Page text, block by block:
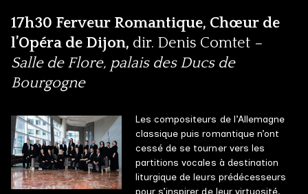
Judith Pacquier & Etienne Meyer
Soutenez les traversées baroques
AGENDA
PROGRAMMES
Grands ensembles
Petits effectifs
Musique en ville
17h30 Ferveur Romantique, Chœur de
l’Opéra de Dijon, dir. Denis Comtet–
Salle de Flore, palais des Ducs de
Bourgogne
Les compositeurs de l’Allemagne
classique puis romantique n’ont
cessé de se tourner vers les
partitions vocales à destination
liturgique de leurs prédécesseurs
pour s’inspirer de leur virtuosité.